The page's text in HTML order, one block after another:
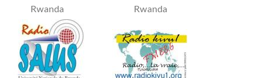
Rwanda Rwanda